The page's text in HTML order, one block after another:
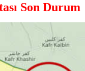
Son Durum